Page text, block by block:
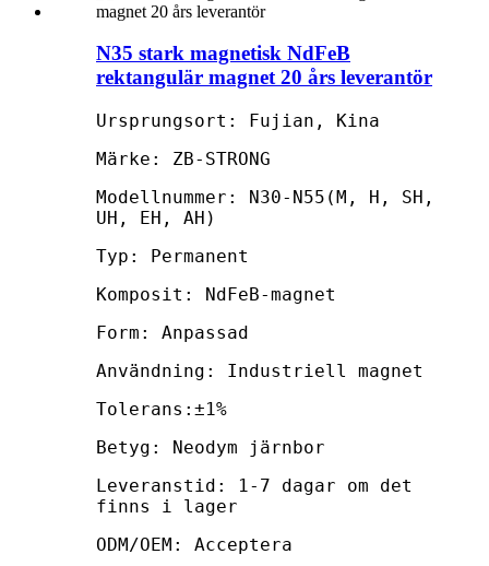
N35 stark magnetisk NdFeB
rektangulär magnet 20 års leverantör
Ursprungsort: Fujian, Kina
Märke: ZB-STRONG
Modellnummer: N30-N55(M, H, SH,
UH, EH, AH)
Typ: Permanent
Komposit: NdFeB-magnet
Form: Anpassad
Användning: Industriell magnet
Tolerans:±1%
Betyg: Neodym järnbor
Leveranstid: 1-7 dagar om det
finns i lager
ODM/OEM: Acceptera